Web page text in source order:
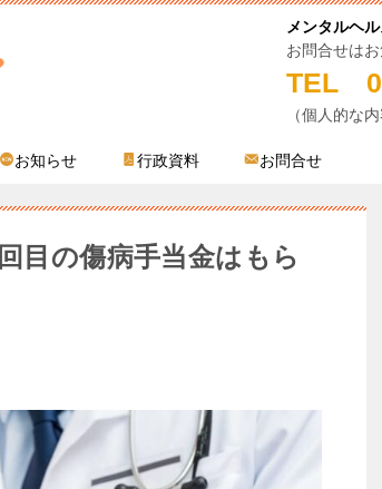
メンタルヘ
お問合せは
TEL
（個人的な
お知らせ 行政資料 お問合せ
目の傷病手当金はもら